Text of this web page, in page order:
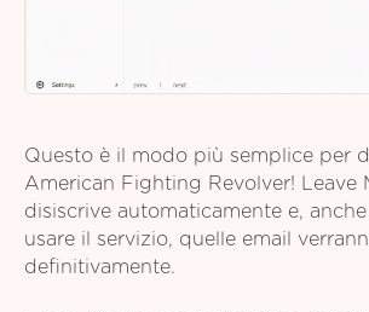
Questo è il modo più semplice per
American Fighting Revolver! Leave
disiscrive automaticamente e,
usare il servizio, quelle email
definitivamente.